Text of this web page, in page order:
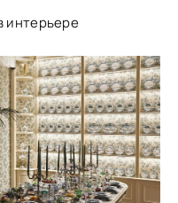
интерьере